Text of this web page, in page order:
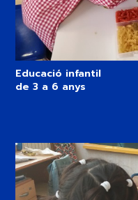
Educació infantil
de 3 a 6 anys